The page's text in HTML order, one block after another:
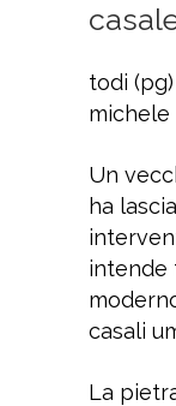
todi
michele
Un
ha
intende
casali
La